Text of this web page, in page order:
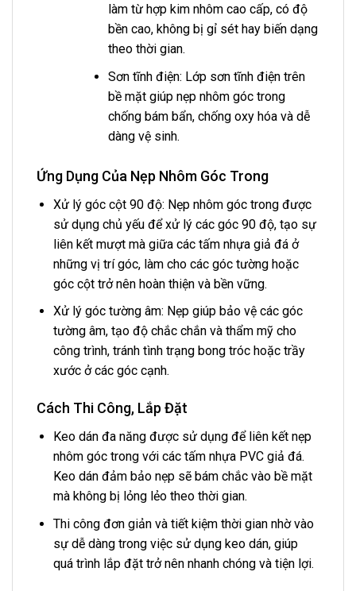
làm từ hợp kim nhôm cao cấp, có độ
bền cao, không bị gỉ sét hay biến dạng
theo thời gian.
Sơn tĩnh điện: Lớp sơn tĩnh điện trên
bề mặt giúp nẹp nhôm góc trong
chống bám bẩn, chống oxy hóa và dễ
dàng vệ sinh.
Ứng Dụng Của Nẹp Nhôm Góc Trong
Xử lý góc cột 90 độ: Nẹp nhôm góc trong được
sử dụng chủ yếu để xử lý các góc 90 độ, tạo sự
liên kết mượt mà giữa các tấm nhựa giả đá ở
những vị trí góc, làm cho các góc tường hoặc
góc cột trở nên hoàn thiện và bền vững.
Xử lý góc tường âm: Nẹp giúp bảo vệ các góc
tường âm, tạo độ chắc chắn và thẩm mỹ cho
công trình, tránh tình trạng bong tróc hoặc trầy
xước ở các góc cạnh.
Cách Thi Công, Lắp Đặt
Keo dán đa năng được sử dụng để liên kết nẹp
nhôm góc trong với các tấm nhựa PVC giả đá.
Keo dán đảm bảo nẹp sẽ bám chắc vào bề mặt
mà không bị lỏng lẻo theo thời gian.
Thi công đơn giản và tiết kiệm thời gian nhờ vào
sự dễ dàng trong việc sử dụng keo dán, giúp
quá trình lắp đặt trở nên nhanh chóng và tiện lợi.